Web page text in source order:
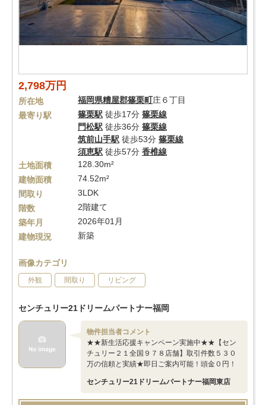
2,798万円
所在地 福岡県糟屋郡篠栗町庄６丁目
最寄り駅
篠栗駅 徒歩17分 篠栗線
門松駅 徒歩36分 篠栗線
筑前山手駅 徒歩53分 篠栗線
須恵駅 徒歩57分 香椎線
土地面積
128.30m²
建物面積
74.52m²
間取り
3LDK
階数
2階建て
築年月
2026年01月
建物現況
新築
画像カテゴリ
外観 間取り リビング
センチュリー21ドリームパートナー福岡
物件担当者コメント
★★新生活応援キャンペーン実施中★★【セン
チュリー２１全国９７８店舗】取引件数５３０
万の信頼と実績★即日ご案内可能！頭金０円！
センチュリー21ドリームパートナー福岡東店